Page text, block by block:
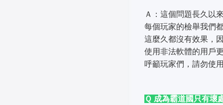
Ａ：這個問題長久以
每個玩家的檢舉我們
這麼久都沒有效果，
使用非法軟體的用戶
呼籲玩家們，請勿使
Ｑ 成為霸道國只有壞